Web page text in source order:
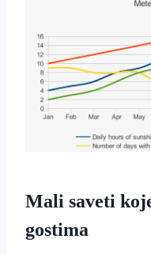
Mali saveti
gostima